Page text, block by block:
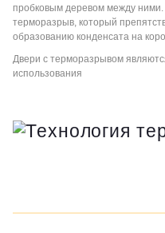
пробковым деревом между ними.
терморазрыв, который
образованию конденсата на
Двери с терморазрывом
использования